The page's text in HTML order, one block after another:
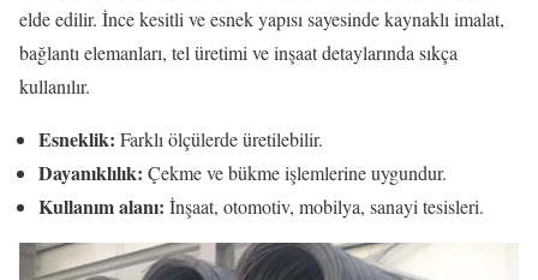
elde edilir. İnce kesitli ve esnek yapısı sayesinde kaynaklı imalat,
bağlantı elemanları, tel üretimi ve inşaat detaylarında sıkça
kullanılır.
Esneklik: Farklı ölçülerde üretilebilir.
Dayanıklılık: Çekme ve bükme işlemlerine uygundur.
Kullanım alanı: İnşaat, otomotiv, mobilya, sanayi tesisleri.